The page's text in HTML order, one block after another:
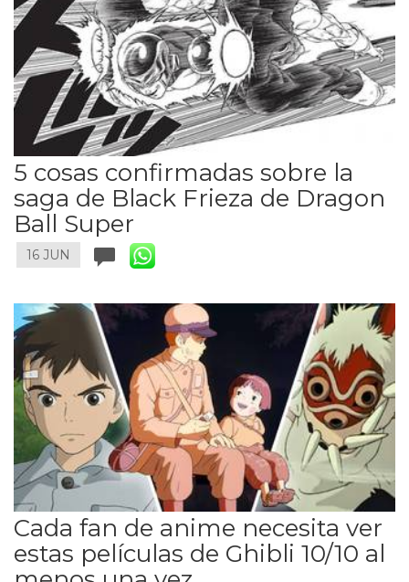
5 cosas confirmadas sobre la
saga de Black Frieza de Dragon
Ball Super
16 JUN
Cada fan de anime necesita ver
estas películas de Ghibli 10/10 al